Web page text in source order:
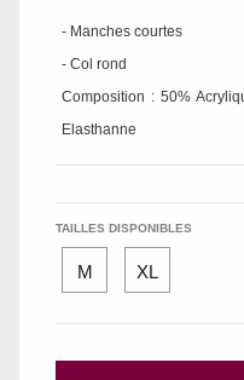
- Manches courtes
- Col rond
Composition : 50%
Elasthanne
TAILLES DISPONIBLES
M XL